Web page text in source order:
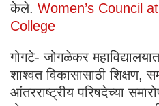
केले. Women’s Council
College
गोगटे- जोगळेकर
शाश्वत विकासासाठी शिक्षण,
आंतरराष्ट्रीय परिषदेच्या